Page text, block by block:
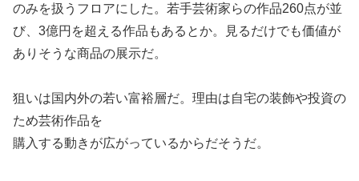
のみを扱うフロアにした。若手芸術家らの作品260点が並
び、3億円を超える作品もあるとか。見るだけでも価値が
ありそうな商品の展示だ。
狙いは国内外の若い富裕層だ。理由は自宅の装飾や投資の
ため芸術作品を
購入する動きが広がっているからだそうだ。